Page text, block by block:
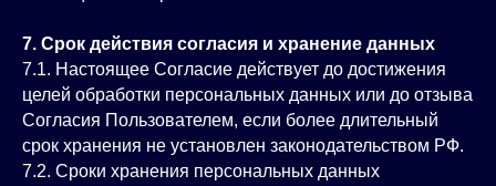
7. Срок действия согласия и хранение данных
7.1. Настоящее Согласие действует до достижения
целей обработки персональных данных или до отзыва
Согласия Пользователем, если более длительный
срок хранения не установлен законодательством РФ.
7.2. Сроки хранения персональных данных